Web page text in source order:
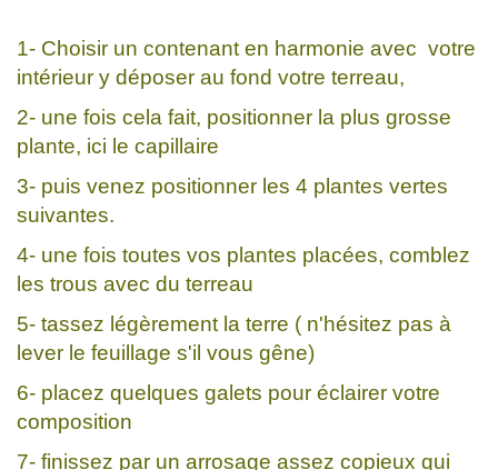
1- Choisir un contenant en harmonie avec votre
intérieur y déposer au fond votre terreau,
2- une fois cela fait, positionner la plus grosse
plante, ici le capillaire
3- puis venez positionner les 4 plantes vertes
suivantes.
4- une fois toutes vos plantes placées, comblez
les trous avec du terreau
5- tassez légèrement la terre ( n'hésitez pas à
lever le feuillage s'il vous gêne)
6- placez quelques galets pour éclairer votre
composition
7- finissez par un arrosage assez copieux qui